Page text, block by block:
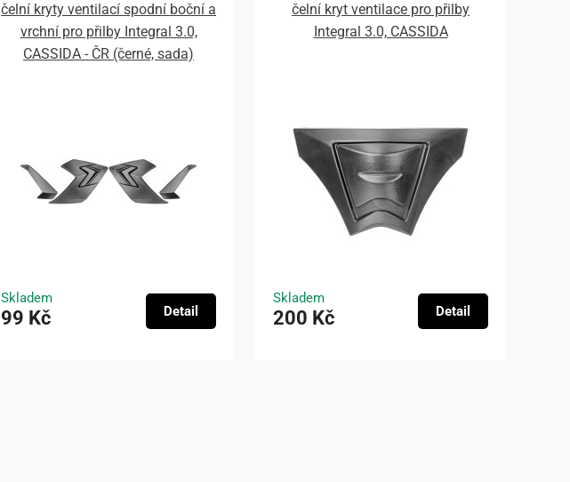
čelní kryty ventilací spodní boční a
vrchní pro přilby Integral 3.0,
CASSIDA - ČR (černé, sada)
Skladem
99 Kč Detail
čelní kryt ventilace pro přilby
Integral 3.0, CASSIDA
Skladem
200 Kč Detail